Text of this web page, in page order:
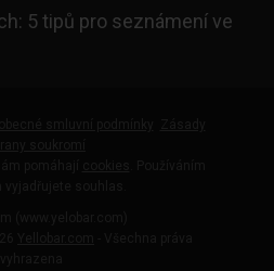
5 tipů pro seznámení ve